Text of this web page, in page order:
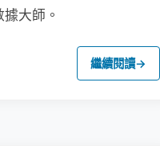
大師。
繼續閱讀→